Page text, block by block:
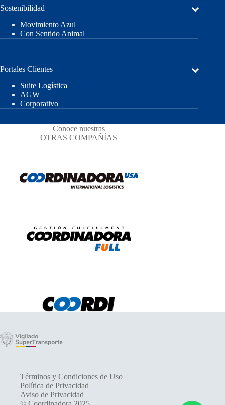
Sostenibilidad
Movimiento Azul
Con Sentido Animal
Portales Clientes
Suite Logística
AGW
Corporativo
Conoce nuestras
OTRAS COMPAÑÍAS
Términos y Condiciones de Uso
Política de Privacidad
Aviso de Privacidad